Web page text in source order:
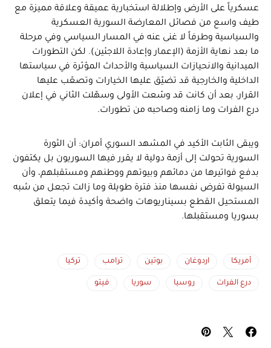
عسكرياً على الأرض وإطلالة استخبارية عميقة وعلاقة مميزة مع
طيف واسع من فصائل المعارضة السورية العسكرية
والسياسية وطرفاً لا غنى عنه في المسار السياسي وفي مرحلة
ما بعد نهاية الأزمة (الإعمار وإعادة اللاجئين). لكن التطورات
الميدانية والانحيازات السياسية والأحداث المؤثرة في سياستها
الداخلية والخارجية قد تضيّق عليها الخيارات وتصعّب عليها
القرار، بعد أن كانت قد وسّعت الأولى وسهّلت الثاني في إعلان
درع الفرات وما زامنه وصاحبه من تطورات.
ويبقى الثابت الأكيد في المشهد السوري أمران: أن الثورة
السورية تحولت إلى أزمة دولية لا يقرر فيها السوريون بل يكتفون
بدفع فواتيرها من دمائهم وبيوتهم ووطنهم ومستقبلهم، وأن
السيولة تفرض نفسها منذ فترة طويلة وما زالت تجعل من شبه
المستحيل القطع بسيناريوهات واضحة وأكيدة فيما يتعلق
بسوريا ومستقبلها.
أمريكا اردوغان بوتين ترامب تركيا
درع الفرات روسيا سوريا فيتو